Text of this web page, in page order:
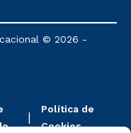
Ensino
e Metodologia
© 2026 -
Política de
Cookies